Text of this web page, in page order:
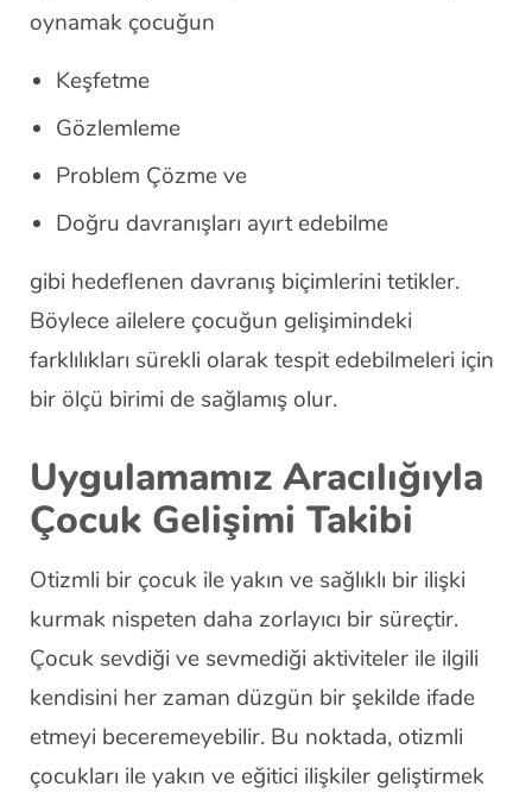
oynamak çocuğun
Keşfetme
Gözlemleme
Problem Çözme ve
Doğru davranışları ayırt edebilme
gibi hedeflenen davranış biçimlerini tetikler.
Böylece ailelere çocuğun gelişimindeki
farklılıkları sürekli olarak tespit edebilmeleri için
bir ölçü birimi de sağlamış olur.
Uygulamamız Aracılığıyla
Çocuk Gelişimi Takibi
Otizmli bir çocuk ile yakın ve sağlıklı bir ilişki
kurmak nispeten daha zorlayıcı bir süreçtir.
Çocuk sevdiği ve sevmediği aktiviteler ile ilgili
kendisini her zaman düzgün bir şekilde ifade
etmeyi beceremeyebilir. Bu noktada, otizmli
çocukları ile yakın ve eğitici ilişkiler geliştirmek